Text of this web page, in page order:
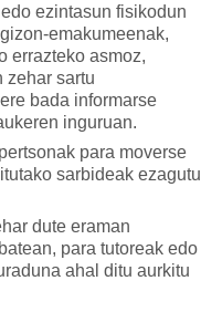
ezintasun fisikodun
emakumeenak,
errazteko asmoz,
zehar sartu
bada informarse
inguruan.
para moverse
sarbideak ezagutu
dute eraman
para tutoreak edo
ahal ditu aurkitu